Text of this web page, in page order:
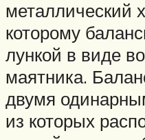
металлический
которому
лункой в виде
маятника.
двумя
из которых